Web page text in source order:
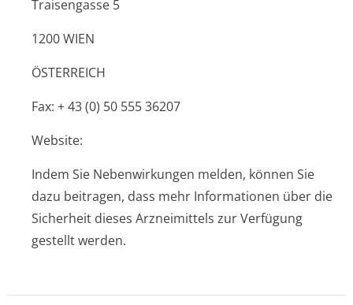
Traisengasse 5
1200 WIEN
ÖSTERREICH
Fax: + 43 (0) 50 555 36207
Website:
Indem Sie Nebenwirkungen melden, können Sie
dazu beitragen, dass mehr Informationen über die
Sicherheit dieses Arzneimittels zur Verfügung
gestellt werden.